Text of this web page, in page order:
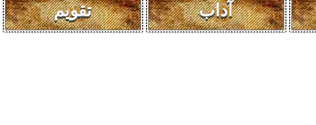
تقویم آداب